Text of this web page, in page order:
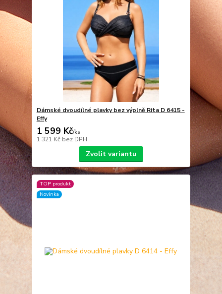
Dámské dvoudílné plavky bez výplně Rita D 6415 -
Effy
1 599 Kč/ks
1 321 Kč bez DPH
Zvolit variantu
TOP produkt
Novinka